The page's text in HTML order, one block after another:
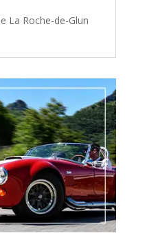
La Roche-de-Glun